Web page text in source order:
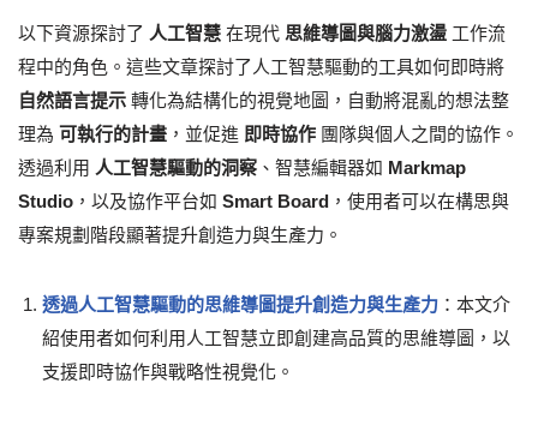
以下資源探討了 人工智慧 在現代 思維導圖與腦力激盪 工作流
程中的角色。這些文章探討了人工智慧驅動的工具如何即時將
自然語言提示 轉化為結構化的視覺地圖，自動將混亂的想法整
理為 可執行的計畫 ，並促進 即時協作 團隊與個人之間的協作。
透過利用 人工智慧驅動的洞察 、智慧編輯器如 Markmap
Studio ，以及協作平台如 Smart Board ，使用者可以在構思與
專案規劃階段顯著提升創造力與生產力。
透過人工智慧驅動的思維導圖提升創造力與生產力 ：本文介
紹使用者如何利用人工智慧立即創建高品質的思維導圖，以
支援即時協作與戰略性視覺化。